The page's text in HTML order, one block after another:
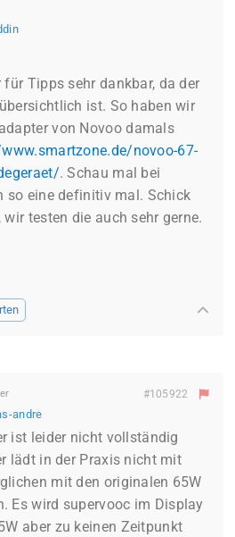
Tipps sehr dankbar, da der
ist. So haben wir
von Novoo damals
novoo-67-
. Schau mal bei
so eine definitiv mal. Schick
testen die auch sehr gerne.
#105922
andre
ist leider nicht vollständig
lädt in der Praxis nicht mit
mit den originalen 65W
Es wird supervooc im Display
aber zu keinen Zeitpunkt